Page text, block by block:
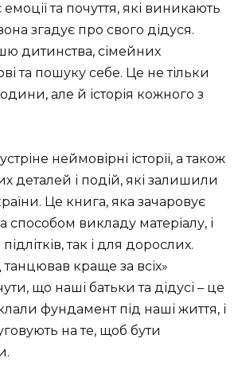
та почуття, які виникають
згадує про свого дідуся.
дитинства, сімейних
та пошуку себе. Це не тільки
але й історія кожного з
неймовірні історії, а також
деталей і подій, які залишили
Це книга, яка зачаровує
способом викладу матеріалу, і
так і для дорослих.
танцював краще за всіх»
що наші батьки та дідусі – це
фундамент під наші життя, і
на те, щоб бути